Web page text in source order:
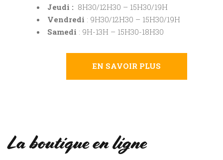
Jeudi : 8H30/12H30 – 15H30/19H
Vendredi : 9H30/12H30 – 15H30/19H
Samedi : 9H-13H – 15H30-18H30
EN SAVOIR PLUS
La boutique en ligne